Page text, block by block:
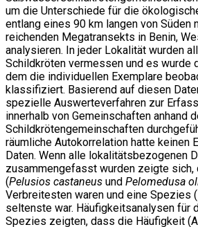
um die Unterschiede für die
entlang eines 90 km langen von Süden
reichenden Megatransekts in Benin,
analysieren. In jeder Lokalität wurden
Schildkröten vermessen und es wurde
dem die individuellen Exemplare
klassifiziert. Basierend auf diesen
spezielle Auswerteverfahren zur
innerhalb von Gemeinschaften anhand
Schildkrötengemeinschaften
räumliche Autokorrelation hatte keinen
Daten. Wenn alle lokalitätsbezogenen
zusammengefasst wurden zeigte
(Pelusios castaneus und Pelomedusa
Verbreitesten waren und eine Spezies (
seltenste war. Häufigkeitsanalysen für
Spezies zeigten, dass die Häufigkeit